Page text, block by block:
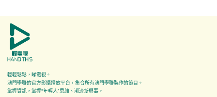
輕輕鬆鬆，睇電視。
澳門學聯的官方影攝播放平台，集合所有澳門學聯製作的節目。
掌握資訊，掌握"年輕人”思維、潮流新興事。